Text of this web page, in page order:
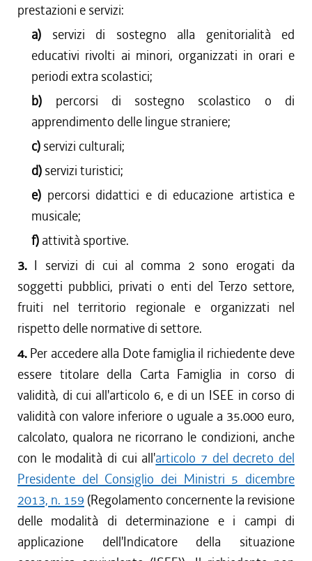
prestazioni e servizi:
a) servizi di sostegno alla genitorialità ed
educativi rivolti ai minori, organizzati in orari e
periodi extra scolastici;
b) percorsi di sostegno scolastico o di
apprendimento delle lingue straniere;
c) servizi culturali;
d) servizi turistici;
e) percorsi didattici e di educazione artistica e
musicale;
f) attività sportive.
3. I servizi di cui al comma 2 sono erogati da
soggetti pubblici, privati o enti del Terzo settore,
fruiti nel territorio regionale e organizzati nel
rispetto delle normative di settore.
4. Per accedere alla Dote famiglia il richiedente deve
essere titolare della Carta Famiglia in corso di
validità, di cui all'articolo 6, e di un ISEE in corso di
validità con valore inferiore o uguale a 35.000 euro,
calcolato, qualora ne ricorrano le condizioni, anche
con le modalità di cui all'articolo 7 del decreto del
Presidente del Consiglio dei Ministri 5 dicembre
2013, n. 159 (Regolamento concernente la revisione
delle modalità di determinazione e i campi di
applicazione dell'Indicatore della situazione